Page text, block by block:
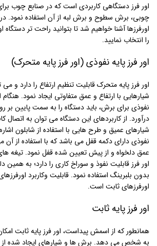
اور فرز دستگاهی کاربردی است که در صنابع چوب
چوبی، برش سطوح و برش لبه از آن استفاده نمود. در
اورفرزها آشنا خواهیم شد تا بتوانید راحت تر دستگاه
را انتخاب نمایید.
اور فرز پایه نفوذی (اور فرز پایه متحرک)
اور فرز پایه متحرک قابلیت تنظیم ارتفاع را دارد و
شیارهایی با ارتفاع و عمق متفاوتی ایجاد نمود. هنگام
نفوذی برای برش، باید دستگاه را به سمت پایین
درآورد. از کاربردهای این دستگاه می توان به اتصال
شیارهای عمیق و طرح هایی با استفاده از شابلون اشاره
نفوذی دارای دکمه قفل می باشد که با استفاده از آن
عمق دلخواه و از پیش تعیین شده قفل نمود. تیغه
اور فرز قابلیت نفوذ و سوراخ کاری را دارد؛ به همین
بدون بلبرینگ استفاده نمود. قابلیت وکاربرد
اورفرزهای ثابت است.
اور فرز پایه ثابت
همانطور که از اسمش پیداست، اور فرز پایه ثابت
به شخص می دهد. برش ها و شیارهای ایجاد شده از